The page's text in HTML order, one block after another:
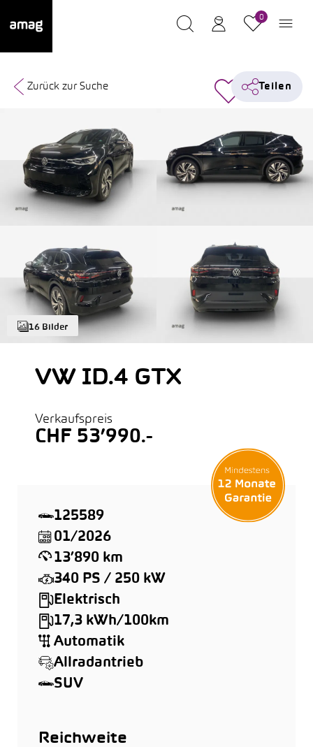
0
16 Bilder
Zurück zur Suche Teilen
VW ID.4 GTX
Verkaufspreis
CHF 53’990.-
125589
01/2026
13’890 km
340 PS / 250 kW
Elektrisch
17,3 kWh/100km
Automatik
Allradantrieb
SUV
Reichweite